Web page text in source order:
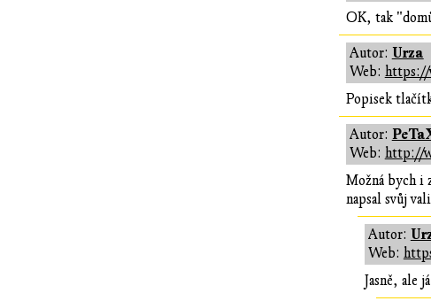
OK, tak
Autor: Urza
Web: https://
Popisek
Autor:
Web: http://
Možná bych i
napsal svůj
Autor:
Web:
Jasně, ale